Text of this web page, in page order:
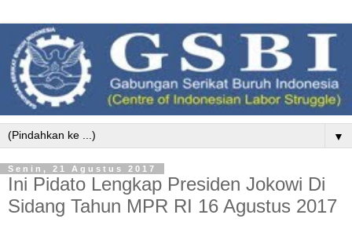
▼
Senin, 21 Agustus 2017
Ini Pidato Lengkap Presiden Jokowi Di
Sidang Tahun MPR RI 16 Agustus 2017